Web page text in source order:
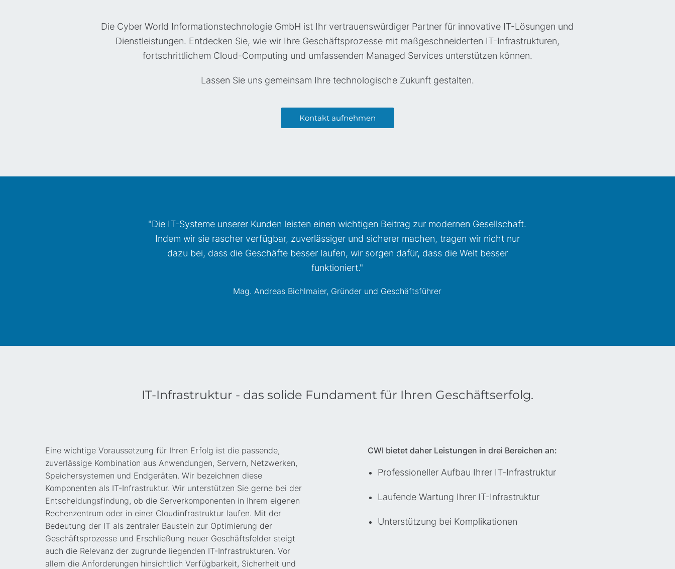
Die Cyber World Informationstechnologie GmbH ist Ihr vertrauenswürdiger Partner für innovative IT-Lösungen und
Dienstleistungen. Entdecken Sie, wie wir Ihre Geschäftsprozesse mit maßgeschneiderten IT-Infrastrukturen,
fortschrittlichem Cloud-Computing und umfassenden Managed Services unterstützen können.
Lassen Sie uns gemeinsam Ihre technologische Zukunft gestalten.
Kontakt aufnehmen
"Die IT-Systeme unserer Kunden leisten einen wichtigen Beitrag zur modernen Gesellschaft.
Indem wir sie rascher verfügbar, zuverlässiger und sicherer machen, tragen wir nicht nur
dazu bei, dass die Geschäfte besser laufen, wir sorgen dafür, dass die Welt besser
funktioniert."
Mag. Andreas Bichlmaier, Gründer und Geschäftsführer
IT-Infrastruktur - das solide Fundament für Ihren Geschäftserfolg.
Eine wichtige Voraussetzung für Ihren Erfolg ist die passende,
zuverlässige Kombination aus Anwendungen, Servern, Netzwerken,
Speichersystemen und Endgeräten. Wir bezeichnen diese
Komponenten als IT-Infrastruktur. Wir unterstützen Sie gerne bei der
Entscheidungsfindung, ob die Serverkomponenten in Ihrem eigenen
Rechenzentrum oder in einer Cloudinfrastruktur laufen. Mit der
Bedeutung der IT als zentraler Baustein zur Optimierung der
Geschäftsprozesse und Erschließung neuer Geschäftsfelder steigt
auch die Relevanz der zugrunde liegenden IT-Infrastrukturen. Vor
allem die Anforderungen hinsichtlich Verfügbarkeit, Sicherheit und
CWI bietet daher Leistungen in drei Bereichen an:
Professioneller Aufbau Ihrer IT-Infrastruktur
Laufende Wartung Ihrer IT-Infrastruktur
Unterstützung bei Komplikationen